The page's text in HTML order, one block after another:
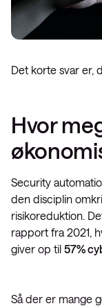
Det korte svar er,
Hvor
Security
den disciplin
risikoreduktion.
rapport fra 2021,
giver op til 57%
Så der er mange